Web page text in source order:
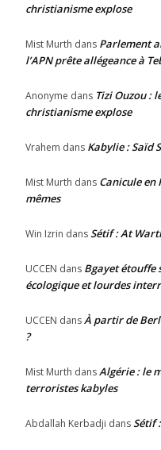
christianisme explose
Mist Murth dans Parlement
l’APN prête allégeance à
Anonyme dans Tizi Ouzou :
christianisme explose
Vrahem dans Kabylie : Saïd
Mist Murth dans Canicule en
mêmes
Win Izrin dansSétif : At
UCCEN dans Bgayet étouffe
écologique et lourdes
UCCEN dansÀ partir de
?
Mist Murth dansAlgérie : le
terroristes kabyles
Abdallah Kerbadji dansSétif